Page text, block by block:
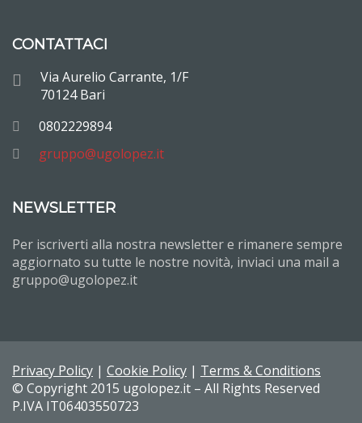
CONTATTACI
Via Aurelio Carrante, 1/F
70124 Bari
0802229894
gruppo@ugolopez.it
NEWSLETTER
Per iscriverti alla nostra newsletter e rimanere sempre
aggiornato su tutte le nostre novità, inviaci una mail a
gruppo@ugolopez.it
Privacy Policy | Cookie Policy | Terms & Conditions
© Copyright 2015 ugolopez.it – All Rights Reserved
P.IVA IT06403550723